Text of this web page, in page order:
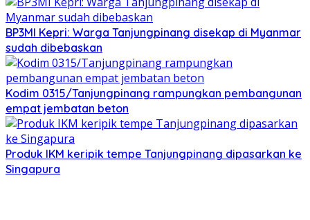
BP3MI Kepri: Warga Tanjungpinang disekap di Myanmar
sudah dibebaskan
Kodim 0315/Tanjungpinang rampungkan pembangunan
empat jembatan beton
Produk IKM keripik tempe Tanjungpinang dipasarkan ke
Singapura